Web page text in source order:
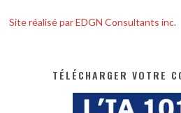
Site réalisé par EDGN Consultants inc.
TÉLÉCHARGER VOTRE